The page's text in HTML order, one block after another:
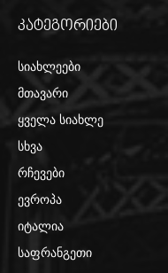
კატეგორიები
სიახლეები
მთავარი
ყველა სიახლე
სხვა
რჩევები
ევროპა
იტალია
საფრანგეთი